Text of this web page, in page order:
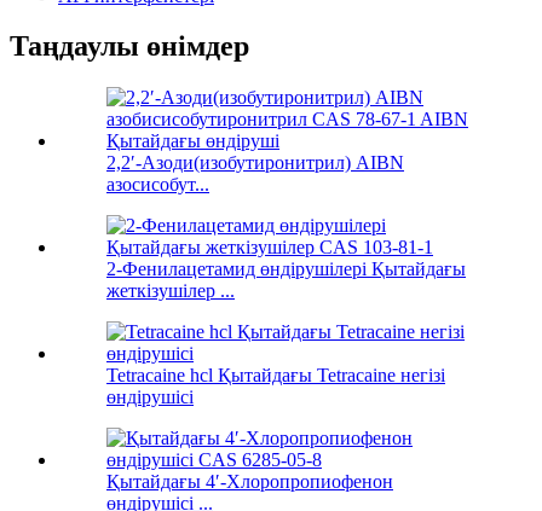
Таңдаулы өнімдер
2,2′-Азоди(изобутиронитрил) AIBN
азосисобут...
2-Фенилацетамид өндірушілері Қытайдағы
жеткізушілер ...
Tetracaine hcl Қытайдағы Tetracaine негізі
өндірушісі
Қытайдағы 4′-Хлоропропиофенон
өндірушісі ...